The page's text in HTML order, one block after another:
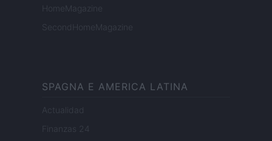
HomeMagazine
SecondHomeMagazine
SPAGNA E AMERICA LATINA
Actualidad
Finanzas 24